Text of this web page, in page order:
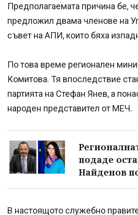
Предполагаемата причина бе,
предложил двама членове на
съвет на АПИ, които бяха
По това време регионален
Комитова. Тя впоследствие
партията на Стефан Янев, а
народен представител от МЕЧ.
подаде
Найденов
В настоящото служебно